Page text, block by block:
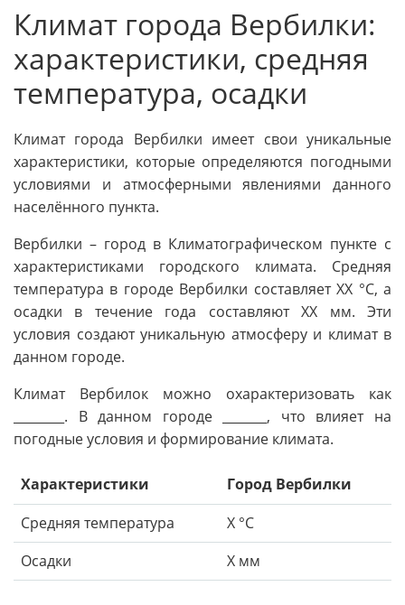
Климат города Вербилки:
характеристики, средняя
температура, осадки
Климат города Вербилки имеет свои уникальные
характеристики, которые определяются погодными
условиями и атмосферными явлениями данного
населённого пункта.
Вербилки – город в Климатографическом пункте с
характеристиками городского климата. Средняя
температура в городе Вербилки составляет ХХ °C, а
осадки в течение года составляют ХХ мм. Эти
условия создают уникальную атмосферу и климат в
данном городе.
Климат Вербилок можно охарактеризовать как
________. В данном городе _______, что влияет на
погодные условия и формирование климата.
Характеристики
Город Вербилки
Средняя температура
Х °C
Осадки
Х мм